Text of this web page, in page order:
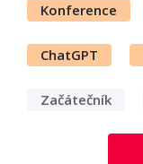
Konference
ChatGPT
Začátečník